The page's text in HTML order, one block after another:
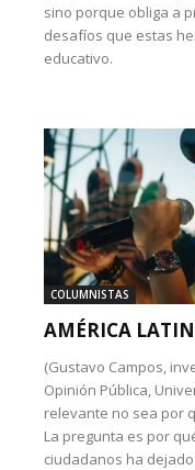
sino porque obliga a
desafíos que estas
educativo.
COLUMNISTAS
AMÉRICA
(Gustavo Campos,
Opinión Pública,
relevante no sea por
La pregunta es por
ciudadanos ha